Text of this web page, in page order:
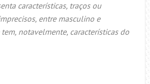
características, traços ou
entre masculino e
notavelmente, características do